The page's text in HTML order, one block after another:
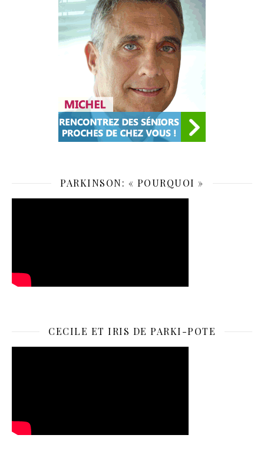
PARKINSON: « POURQUOI »
CECILE ET IRIS DE PARKI-POTE